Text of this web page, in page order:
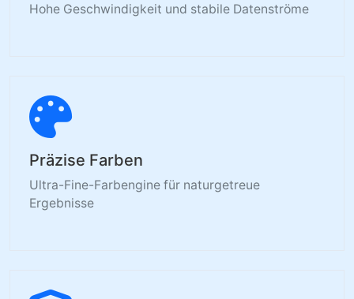
Hohe Geschwindigkeit und stabile Datenströme
Präzise Farben
Ultra-Fine-Farbengine für naturgetreue
Ergebnisse